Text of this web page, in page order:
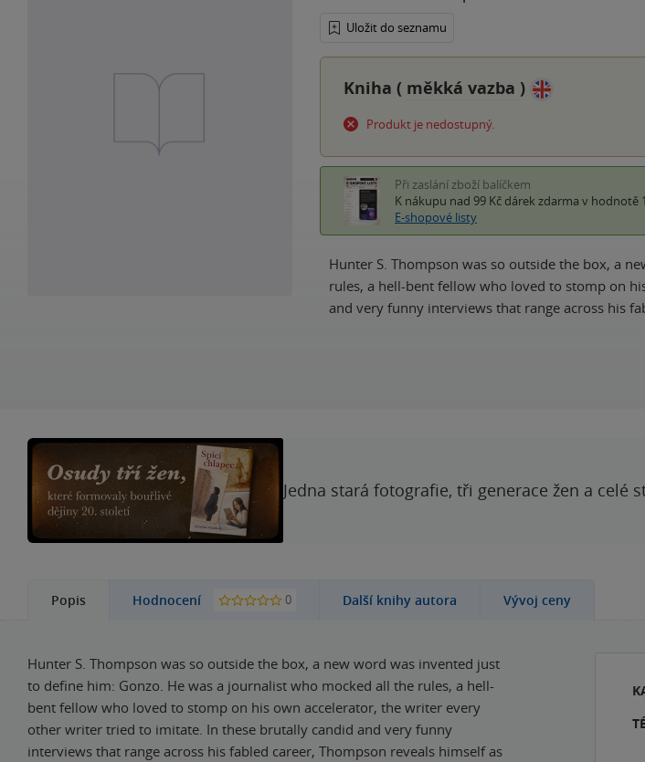
Uložit do seznamu
Kniha ( měkká vazba )
Produkt je nedostupný.
Při zaslání zboží balíčkem
K nákupu nad 99 Kč dárek zdarma v hodnotě
E-shopové listy
Hunter S. Thompson was so outside the box, a
rules, a hell-bent fellow who loved to stomp on
and very funny interviews that range across his
Jedna stará fotografie, tři generace žen a
Popis Hodnocení 0 Další knihy autora Vývoj ceny
Hunter S. Thompson was so outside the box, a new word was invented just
to define him: Gonzo. He was a journalist who mocked all the rules, a hell-
bent fellow who loved to stomp on his own accelerator, the writer every
other writer tried to imitate. In these brutally candid and very funny
interviews that range across his fabled career, Thompson reveals himself as